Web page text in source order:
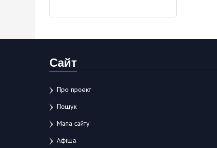
Сайт
Про проект
Пошук
Мапа сайту
Афіша